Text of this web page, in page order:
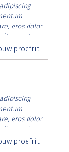
eros dolor
erat.
lorem
proefrit
eros dolor
erat.
lorem
proefrit